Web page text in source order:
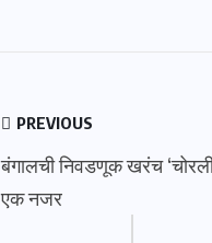
PREVIOUS
बंगालची निवडणूक खरंच
एक नजर